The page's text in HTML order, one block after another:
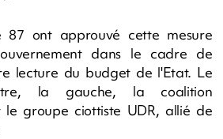
87 ont approuvé cette mesure
dans le cadre de
lecture du budget de l'Etat. Le
la gauche, la coalition
le groupe ciottiste UDR, allié de